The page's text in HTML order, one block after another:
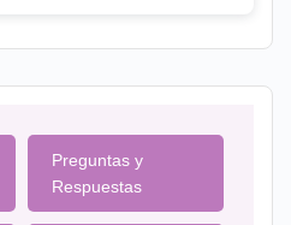
Preguntas y
Respuestas